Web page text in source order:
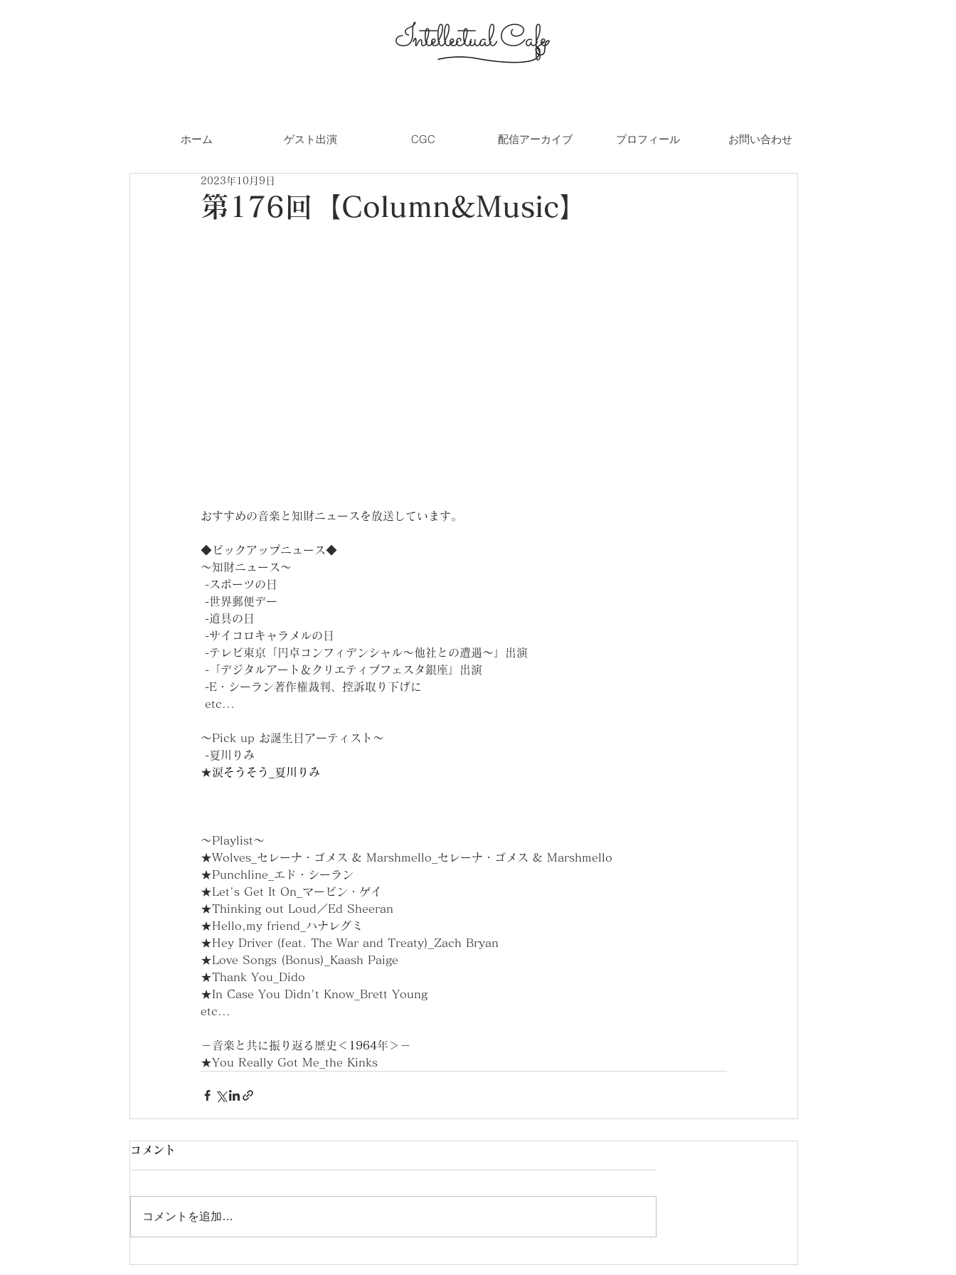
Intellectual Cafe
ホーム ゲスト出演 CGC 配信アーカイブ プロフィール お問い合わせ
第176回【Column&Music】
2023年10月9日
おすすめの音楽と知財ニュースを放送しています。
◆ピックアップニュース◆
～知財ニュース～
-スポーツの日
-世界郵便デー
-道具の日
-サイコロキャラメルの日
-テレビ東京「円卓コンフィデンシャル〜他社との遭遇〜」出演
-「デジタルアート＆クリエティブフェスタ銀座」出演
-E・シーラン著作権裁判、控訴取り下げに
etc...
～Pick up︎ お誕生日アーティスト～
-夏川りみ
★涙そうそう_夏川りみ
～Playlist～
★Wolves_セレーナ・ゴメス & Marshmello_セレーナ・ゴメス & Marshmello
★Punchline_エド・シーラン
★Let's Get It On_マービン・ゲイ
★Thinking out Loud／Ed Sheeran
★Hello,my friend_ハナレグミ
★Hey Driver (feat. The War and Treaty)_Zach Bryan
★Love Songs (Bonus)_Kaash Paige
★Thank You_Dido
★In Case You Didn't Know_Brett Young
etc...
－音楽と共に振り返る歴史＜ 1964年＞－
★You Really Got Me_the Kinks
コメント
コメントを追加…